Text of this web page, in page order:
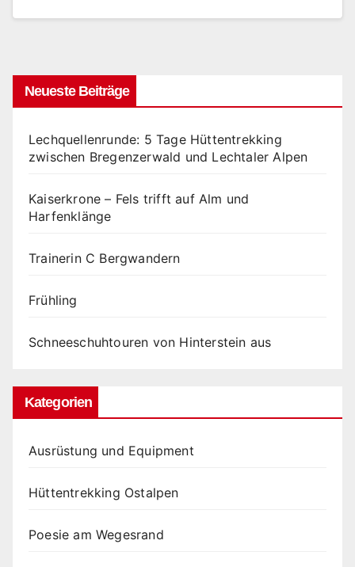
Neueste Beiträge
Lechquellenrunde: 5 Tage Hüttentrekking
zwischen Bregenzerwald und Lechtaler Alpen
Kaiserkrone – Fels trifft auf Alm und
Harfenklänge
Trainerin C Bergwandern
Frühling
Schneeschuhtouren von Hinterstein aus
Kategorien
Ausrüstung und Equipment
Hüttentrekking Ostalpen
Poesie am Wegesrand